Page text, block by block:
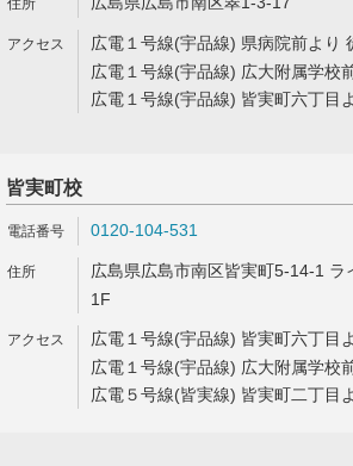
広電１号線(宇品線) 県病院前より
広電１号線(宇品線) 広大附属学校
広電１号線(宇品線) 皆実町六丁目
皆実町校
0120-104-531
広島県広島市南区皆実町5-14-1 ラ
1F
広電１号線(宇品線) 皆実町六丁目
広電１号線(宇品線) 広大附属学校
広電５号線(皆実線) 皆実町二丁目